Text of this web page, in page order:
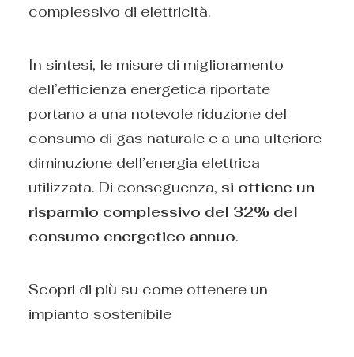
complessivo di elettricità.
In sintesi, le misure di miglioramento
dell’efficienza energetica riportate
portano a una notevole riduzione del
consumo di gas naturale e a una ulteriore
diminuzione dell’energia elettrica
utilizzata. Di conseguenza, si ottiene un
risparmio complessivo del 32% del
consumo energetico annuo.
Scopri di più su come ottenere un
impianto sostenibile